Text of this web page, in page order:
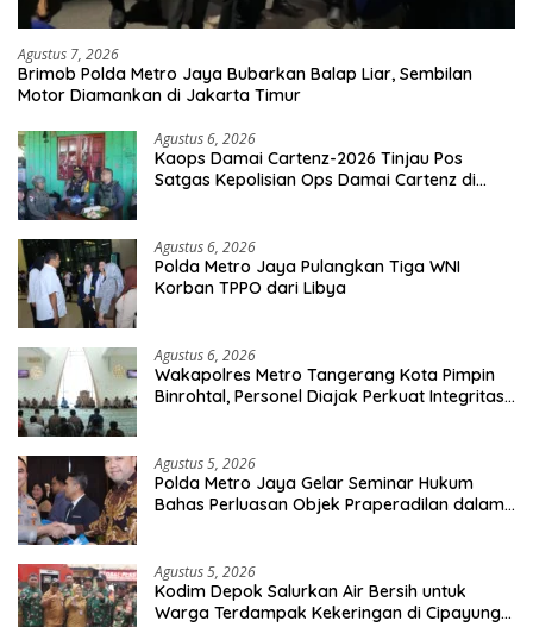
Agustus 7, 2026
Brimob Polda Metro Jaya Bubarkan Balap Liar, Sembilan
Motor Diamankan di Jakarta Timur
Agustus 6, 2026
Kaops Damai Cartenz-2026 Tinjau Pos
Satgas Kepolisian Ops Damai Cartenz di
Agustus 6, 2026
Polda Metro Jaya Pulangkan Tiga WNI
Korban TPPO dari Libya
Agustus 6, 2026
Wakapolres Metro Tangerang Kota Pimpin
Binrohtal, Personel Diajak Perkuat Integritas
Agustus 5, 2026
Polda Metro Jaya Gelar Seminar Hukum
Bahas Perluasan Objek Praperadilan dalam
Agustus 5, 2026
Kodim Depok Salurkan Air Bersih untuk
Warga Terdampak Kekeringan di Cipayung